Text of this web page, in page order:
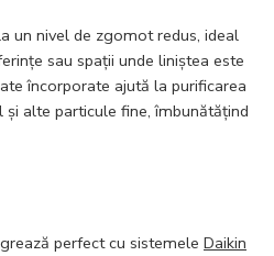
un nivel de zgomot redus, ideal
sau spații unde liniștea este
încorporate ajută la purificarea
alte particule fine, îmbunătățind
perfect cu sistemele Daikin